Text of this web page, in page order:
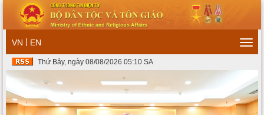
VN | EN
Thứ Bảy, ngày 08/08/2026 05:10 SA